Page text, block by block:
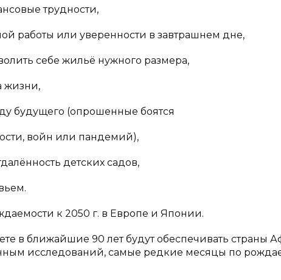
трудности,
работы или уверенности в завтрашнем дне,
себе жильё нужного размера,
жизни,
будущего (опрошенные боятся
войн или пандемий),
детских садов,
к 2050 г. в Европе и Японии.
в ближайшие 90 лет будут обеспечивать страны
исследований, самые редкие месяцы по